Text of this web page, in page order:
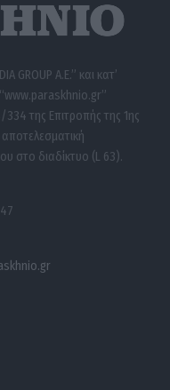
GROUP A.E.” και κατ’
της Επιτροπής της 1ης
στο διαδίκτυο (L 63).